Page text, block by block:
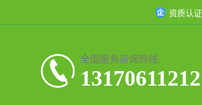
资质认证
全国服务咨询热线:
13170611212